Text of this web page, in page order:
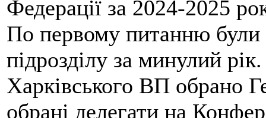
Федерації за 2024-2025
По первому питанню були
підрозділу за минулий
Харківського ВП обрано
обрані делегати на